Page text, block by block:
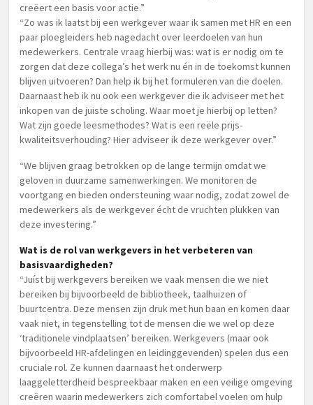
creëert een basis voor actie.”
“Zo was ik laatst bij een werkgever waar ik samen met HR en een
paar ploegleiders heb nagedacht over leerdoelen van hun
medewerkers. Centrale vraag hierbij was: wat is er nodig om te
zorgen dat deze collega’s het werk nu én in de toekomst kunnen
blijven uitvoeren? Dan help ik bij het formuleren van die doelen.
Daarnaast heb ik nu ook een werkgever die ik adviseer met het
inkopen van de juiste scholing. Waar moet je hierbij op letten?
Wat zijn goede leesmethodes? Wat is een reële prijs-
kwaliteitsverhouding? Hier adviseer ik deze werkgever over.”
“We blijven graag betrokken op de lange termijn omdat we
geloven in duurzame samenwerkingen. We monitoren de
voortgang en bieden ondersteuning waar nodig, zodat zowel de
medewerkers als de werkgever écht de vruchten plukken van
deze investering.”
Wat is de rol van werkgevers in het verbeteren van
basisvaardigheden?
“Juíst bij werkgevers bereiken we vaak mensen die we niet
bereiken bij bijvoorbeeld de bibliotheek, taalhuizen of
buurtcentra. Deze mensen zijn druk met hun baan en komen daar
vaak niet, in tegenstelling tot de mensen die we wel op deze
‘traditionele vindplaatsen’ bereiken. Werkgevers (maar ook
bijvoorbeeld HR-afdelingen en leidinggevenden) spelen dus een
cruciale rol. Ze kunnen daarnaast het onderwerp
laaggeletterdheid bespreekbaar maken en een veilige omgeving
creëren waarin medewerkers zich comfortabel voelen om hulp